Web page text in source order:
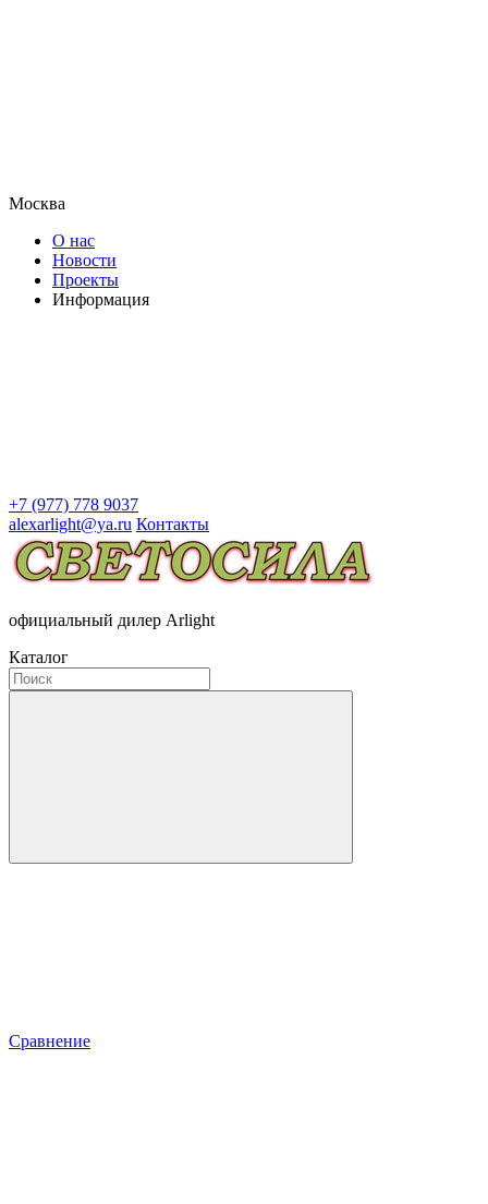
Москва
О нас
Новости
Проекты
Информация
+7 (977) 778 9037
alexarlight@ya.ru Контакты
официальный дилер Arlight
Каталог
Сравнение